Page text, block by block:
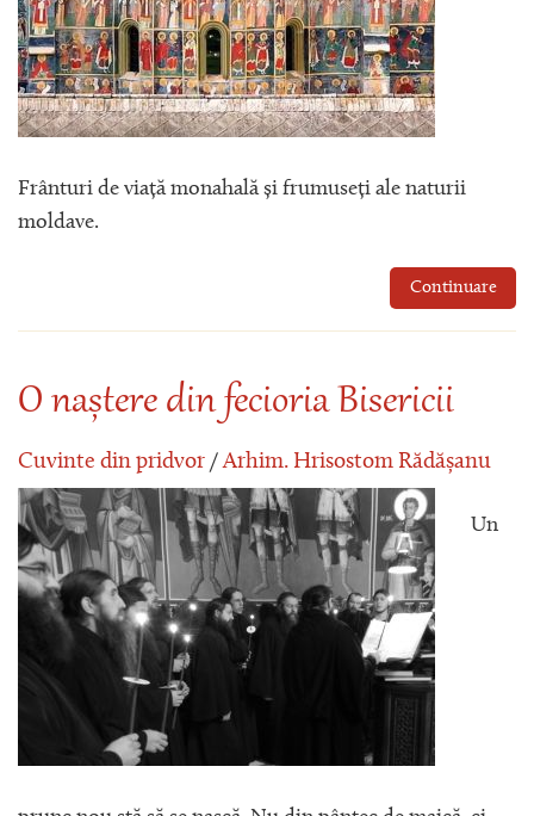
Frânturi de viață monahală și frumuseți ale naturii
moldave.
Continuare
O naștere din fecioria Bisericii
Cuvinte din pridvor /Arhim. Hrisostom Rădășanu
Un